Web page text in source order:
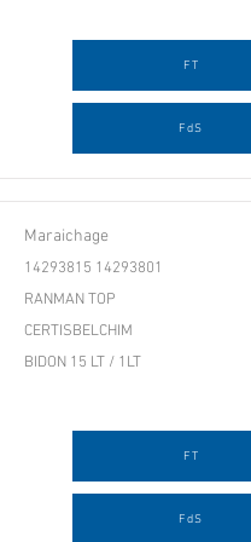
FT
FdS
Maraichage
14293815 14293801
RANMAN TOP
CERTISBELCHIM
BIDON 15 LT / 1LT
FT
FdS